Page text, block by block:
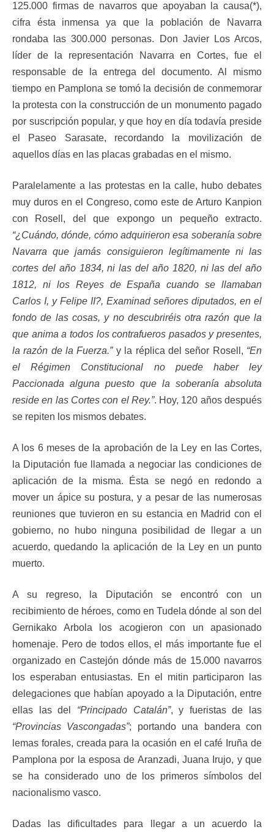
125.000 firmas de navarros que apoyaban la causa(*),
cifra ésta inmensa ya que la población de Navarra
rondaba las 300.000 personas. Don Javier Los Arcos,
líder de la representación Navarra en Cortes, fue el
responsable de la entrega del documento. Al mismo
tiempo en Pamplona se tomó la decisión de conmemorar
la protesta con la construcción de un monumento pagado
por suscripción popular, y que hoy en día todavía preside
el Paseo Sarasate, recordando la movilización de
aquellos días en las placas grabadas en el mismo.
Paralelamente a las protestas en la calle, hubo debates
muy duros en el Congreso, como este de Arturo Kanpion
con Rosell, del que expongo un pequeño extracto.
“¿Cuándo, dónde, cómo adquirieron esa soberanía sobre
Navarra que jamás consiguieron legítimamente ni las
cortes del año 1834, ni las del año 1820, ni las del año
1812, ni los Reyes de España cuando se llamaban
Carlos I, y Felipe II?, Examinad señores diputados, en el
fondo de las cosas, y no descubriréis otra razón que la
que anima a todos los contrafueros pasados y presentes,
la razón de la Fuerza.”y la réplica del señor Rosell, “En
el Régimen Constitucional no puede haber ley
Paccionada alguna puesto que la soberanía absoluta
reside en las Cortes con el Rey.”. Hoy, 120 años después
se repiten los mismos debates.
A los 6 meses de la aprobación de la Ley en las Cortes,
la Diputación fue llamada a negociar las condiciones de
aplicación de la misma. Ésta se negó en redondo a
mover un ápice su postura, y a pesar de las numerosas
reuniones que tuvieron en su estancia en Madrid con el
gobierno, no hubo ninguna posibilidad de llegar a un
acuerdo, quedando la aplicación de la Ley en un punto
muerto.
A su regreso, la Diputación se encontró con un
recibimiento de héroes, como en Tudela dónde al son del
Gernikako Arbola los acogieron con un apasionado
homenaje. Pero de todos ellos, el más importante fue el
organizado en Castejón dónde más de 15.000 navarros
los esperaban entusiastas. En el mitin participaron las
delegaciones que habían apoyado a la Diputación, entre
ellas las del “Principado Catalán”, y fueristas de las
“Provincias Vascongadas”; portando una bandera con
lemas forales, creada para la ocasión en el café Iruña de
Pamplona por la esposa de Aranzadi, Juana Irujo, y que
se ha considerado uno de los primeros símbolos del
nacionalismo vasco.
Dadas las dificultades para llegar a un acuerdo la